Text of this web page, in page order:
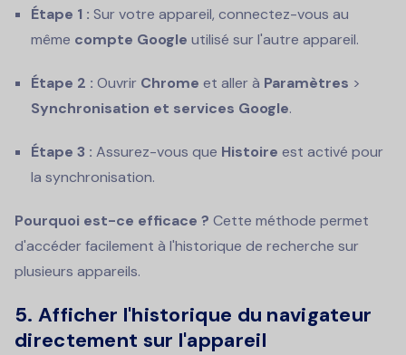
Étape 1 : Sur votre appareil, connectez-vous au
même compte Google utilisé sur l'autre appareil.
Étape 2 : Ouvrir Chrome et aller à Paramètres >
Synchronisation et services Google.
Étape 3 : Assurez-vous que Histoire est activé pour
la synchronisation.
Pourquoi est-ce efficace ? Cette méthode permet
d'accéder facilement à l'historique de recherche sur
plusieurs appareils.
5. Afficher l'historique du navigateur
directement sur l'appareil